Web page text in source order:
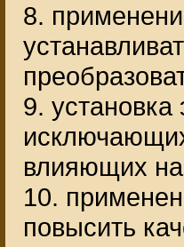
8.
9.
влияющих на
10.
повысить